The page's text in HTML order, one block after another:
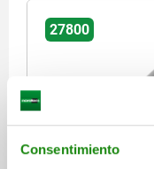
Consentimiento
27800